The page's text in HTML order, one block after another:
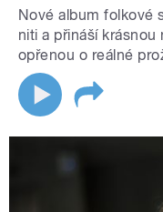
Nové album folkové
niti a přináší
opřenou o reálné